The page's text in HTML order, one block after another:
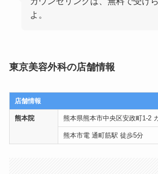
よ。
東京美容外科の店舗情報
店舗情報
熊本院 熊本県熊本市中央区安政町1-2
熊本市電 通町筋駅 徒歩5分